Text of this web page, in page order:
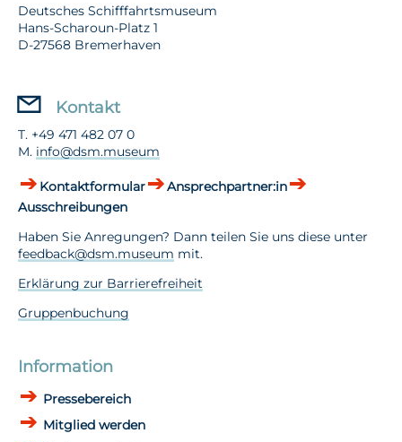
Deutsches Schifffahrtsmuseum
Hans-Scharoun-Platz 1
D-27568 Bremerhaven
Kontakt
T. +49 471 482 07 0
M. info@dsm.museum
Kontaktformular
Ansprechpartner:in
Ausschreibungen
Haben Sie Anregungen? Dann teilen Sie uns diese unter
feedback@dsm.museum mit.
Erklärung zur Barrierefreiheit
Gruppenbuchung
Information
Pressebereich
Mitglied werden